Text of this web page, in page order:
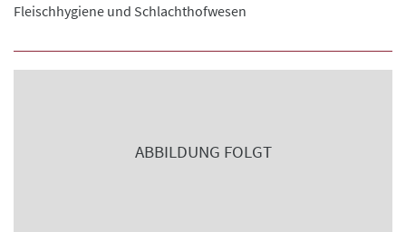
Fleischhygiene und Schlachthofwesen
ABBILDUNG FOLGT